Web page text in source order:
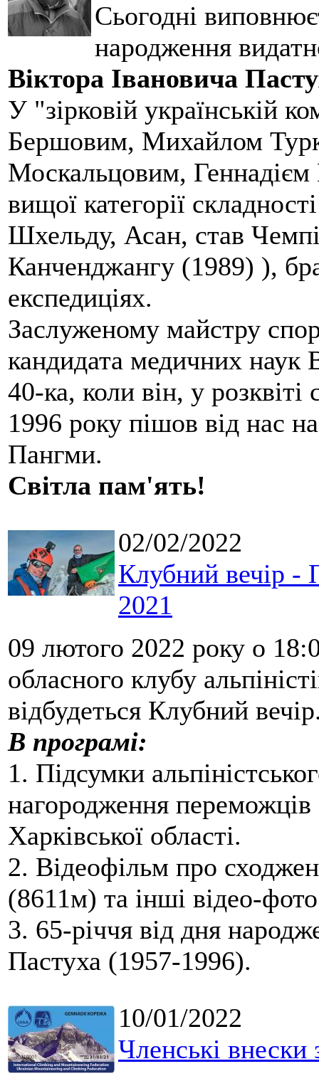
Сьогодні
народження
Віктора Івановича
У "зірковій українській
Бершовим, Михайлом
Москальцовим,
вищої категорії
Шхельду, Асан, став
Канченджангу (1989) ),
експедиціях.
Заслуженому майстру
кандидата медичних наук
40-ка, коли він, у
1996 року пішов від нас
Пангми.
Світла пам'ять!
02/02/2022
Клубний вечір -
2021
09 лютого 2022 року о
обласного клубу
відбудеться Клубний
В програмі:
1. Підсумки
нагородження переможців
Харківської області.
2. Відеофільм про
(8611м) та інші відео-фото
3. 65-річчя від дня
Пастуха (1957-1996).
10/01/2022
Членські внески